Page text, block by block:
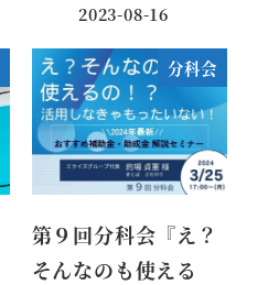
投稿日
2023-08-16
分科会
第９回分科会『え？
そんなのも使える